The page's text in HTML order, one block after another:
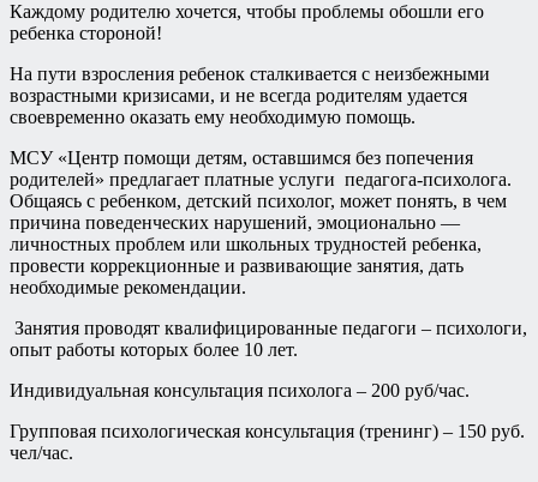
Каждому родителю хочется, чтобы проблемы обошли его
ребенка стороной!
На пути взросления ребенок сталкивается с неизбежными
возрастными кризисами, и не всегда родителям удается
своевременно оказать ему необходимую помощь.
МСУ «Центр помощи детям, оставшимся без попечения
родителей» предлагает платные услуги педагога-психолога.
Общаясь с ребенком, детский психолог, может понять, в чем
причина поведенческих нарушений, эмоционально —
личностных проблем или школьных трудностей ребенка,
провести коррекционные и развивающие занятия, дать
необходимые рекомендации.
Занятия проводят квалифицированные педагоги – психологи,
опыт работы которых более 10 лет.
Индивидуальная консультация психолога – 200 руб/час.
Групповая психологическая консультация (тренинг) – 150 руб.
чел/час.